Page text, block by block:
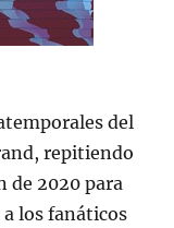
del
repitiendo
de 2020 para
los fanáticos